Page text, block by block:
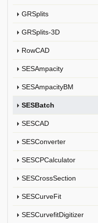
GRSplits
GRSplits-3D
RowCAD
SESAmpacity
SESAmpacityBM
SESBatch
SESCAD
SESConverter
SESCPCalculator
SESCrossSection
SESCurveFit
SESCurvefitDigitizer